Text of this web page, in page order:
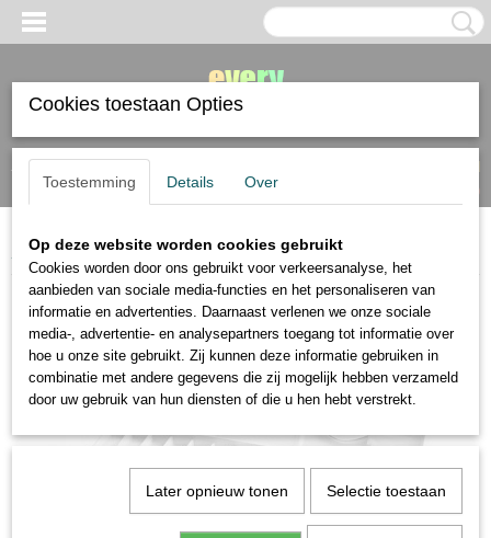
Inloggen Registreren
(0)
Home>verf>diverse merken> Angelo aluminium palet voor aquarel
Cookies toestaan Opties
Toestemming Details Over
Op deze website worden cookies gebruikt
Cookies worden door ons gebruikt voor verkeersanalyse, het
aanbieden van sociale media-functies en het personaliseren van
informatie en advertenties. Daarnaast verlenen we onze sociale
media-, advertentie- en analysepartners toegang tot informatie over
hoe u onze site gebruikt. Zij kunnen deze informatie gebruiken in
combinatie met andere gegevens die zij mogelijk hebben verzameld
door uw gebruik van hun diensten of die u hen hebt verstrekt.
Later opnieuw tonen Selectie toestaan